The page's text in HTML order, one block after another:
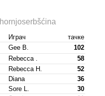
hornjoserbšćina
Играч
тачке
Gee B.
102
Rebecca .
58
Rebecca H.
52
Diana
36
Sore L.
30